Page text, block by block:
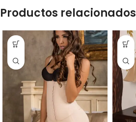
Productos relacionados